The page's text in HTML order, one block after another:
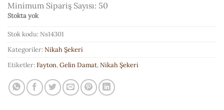
Minimum Sipariş Sayısı: 50
Stokta yok
Stok kodu: Ns14301
Kategoriler:Nikah Şekeri
Etiketler:Fayton,Gelin Damat,Nikah Şekeri